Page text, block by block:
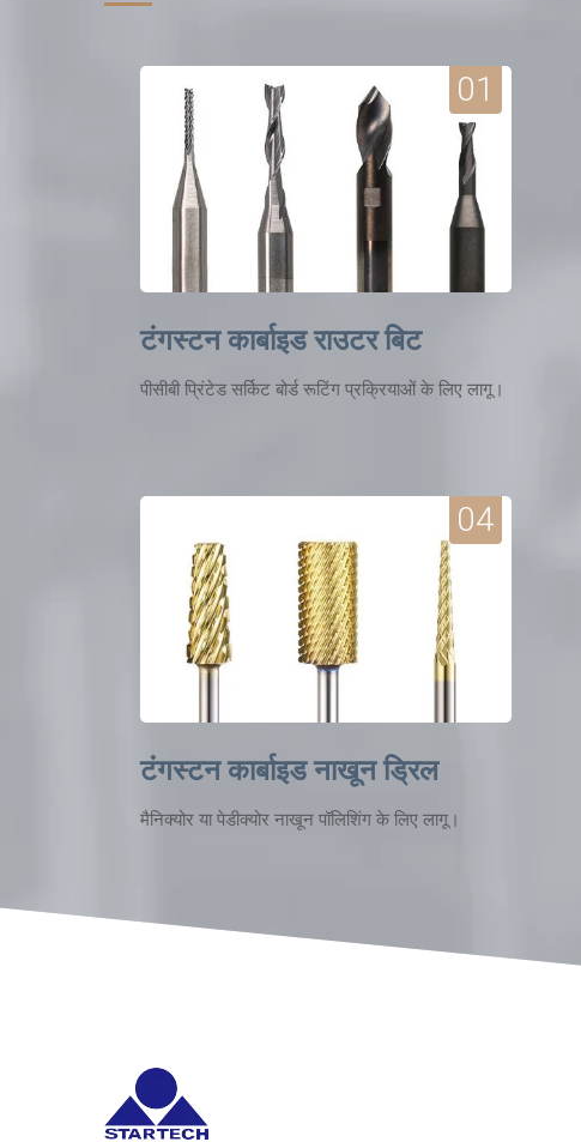
01
टंगस्टन कार्बाइड राउटर बिट
पीसीबी प्रिंटेड सर्किट बोर्ड रूटिंग प्रक्रियाओं के लिए लागू।
04
टंगस्टन कार्बाइड नाखून ड्रिल
मैनिक्योर या पेडीक्योर नाखून पॉलिशिंग के लिए लागू।